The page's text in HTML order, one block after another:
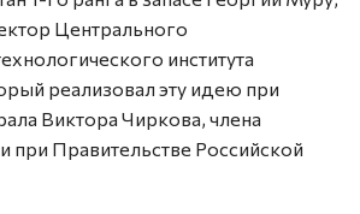
Центрального
института
реализовал эту идею при
Виктора Чиркова, члена
при Правительстве Российской